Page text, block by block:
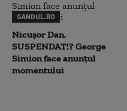
GANDUL.RO
Nicușor Dan,
SUSPENDAT!? George
Simion face anunțul
momentului